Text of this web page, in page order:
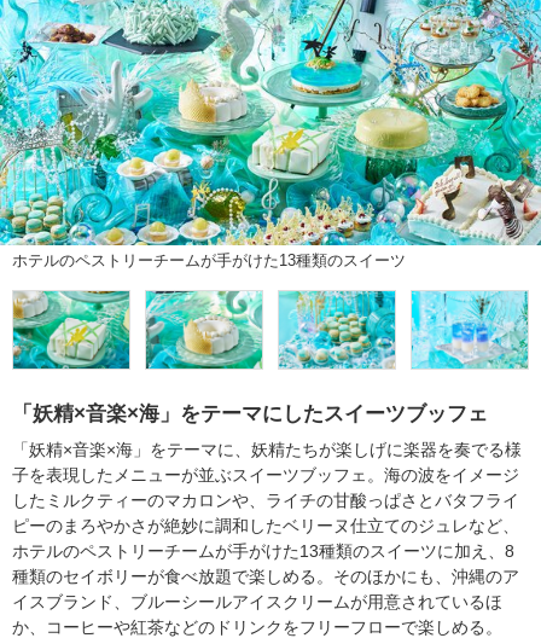
ホテルのペストリーチームが手がけた13種類のスイーツ
「妖精×音楽×海」をテーマにしたスイーツブッフェ
「妖精×音楽×海」をテーマに、妖精たちが楽しげに楽器を奏でる様
子を表現したメニューが並ぶスイーツブッフェ。海の波をイメージ
したミルクティーのマカロンや、ライチの甘酸っぱさとバタフライ
ピーのまろやかさが絶妙に調和したベリーヌ仕立てのジュレなど、
ホテルのペストリーチームが手がけた13種類のスイーツに加え、8
種類のセイボリーが食べ放題で楽しめる。そのほかにも、沖縄のア
イスブランド、ブルーシールアイスクリームが用意されているほ
か、コーヒーや紅茶などのドリンクをフリーフローで楽しめる。